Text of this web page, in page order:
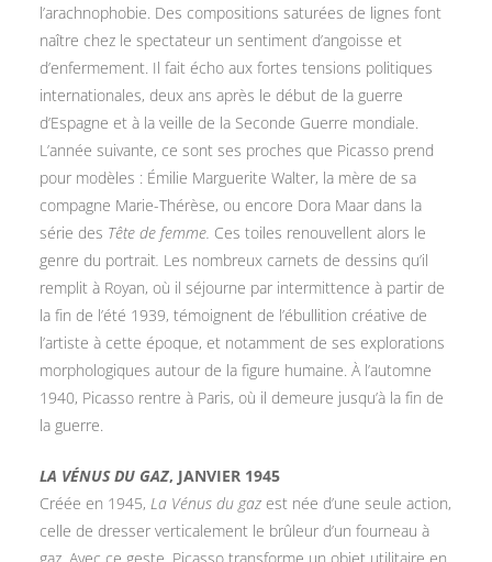
l’arachnophobie. Des compositions saturées de lignes font
naître chez le spectateur un sentiment d’angoisse et
d’enfermement. Il fait écho aux fortes tensions politiques
internationales, deux ans après le début de la guerre
d’Espagne et à la veille de la Seconde Guerre mondiale.
L’année suivante, ce sont ses proches que Picasso prend
pour modèles : Émilie Marguerite Walter, la mère de sa
compagne Marie-Thérèse, ou encore Dora Maar dans la
série des Tête de femme. Ces toiles renouvellent alors le
genre du portrait Les nombreux carnets de dessins qu’il
remplit à Royan, où il séjourne par intermittence à partir de
la fin de l’été 1939, témoignent de l’ébullition créative de
l’artiste à cette époque, et notamment de ses explorations
morphologiques autour de la figure humaine. À l’automne
1940, Picasso rentre à Paris, où il demeure jusqu’à la fin de
la guerre.
LA VÉNUS DU GAZ, JANVIER 1945
Créée en 1945, La Vénus du gaz est née d’une seule action,
celle de dresser verticalement le brûleur d’un fourneau à
gaz. Avec ce geste, Picasso transforme un objet utilitaire en